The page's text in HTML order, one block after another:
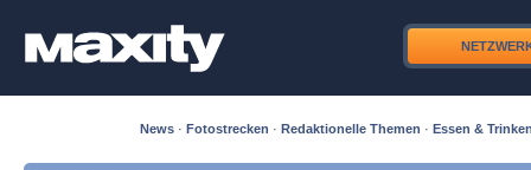
News · Fotostrecken · Redaktionelle Themen · Essen &